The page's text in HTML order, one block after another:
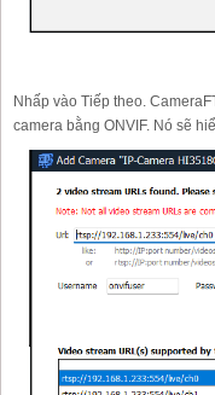
Nhấp vào Tiếp theo.
camera bằng ONVIF. Nó sẽ